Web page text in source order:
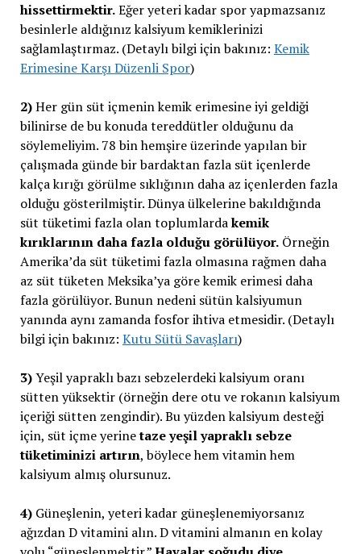
hissettirmektir.Eğer yeteri kadar spor yapmazsanız
besinlerle aldığınız kalsiyum kemiklerinizi
sağlamlaştırmaz. (Detaylı bilgi için bakınız: Kemik
Erimesine Karşı Düzenli Spor)
2)Her gün süt içmenin kemik erimesine iyi geldiği
bilinirse de bu konuda tereddütler olduğunu da
söylemeliyim. 78 bin hemşire üzerinde yapılan bir
çalışmada günde bir bardaktan fazla süt içenlerde
kalça kırığı görülme sıklığının daha az içenlerden fazla
olduğu gösterilmiştir. Dünya ülkelerine bakıldığında
süt tüketimi fazla olan toplumlardakemik
kırıklarının daha fazla olduğu görülüyor.Örneğin
Amerika’da süt tüketimi fazla olmasına rağmen daha
az süt tüketen Meksika’ya göre kemik erimesi daha
fazla görülüyor. Bunun nedeni sütün kalsiyumun
yanında aynı zamanda fosfor ihtiva etmesidir. (Detaylı
bilgi için bakınız: Kutu Sütü Savaşları)
3)Yeşil yapraklı bazı sebzelerdeki kalsiyum oranı
sütten yüksektir (örneğin dere otu ve rokanın kalsiyum
içeriği sütten zengindir). Bu yüzden kalsiyum desteği
için, süt içme yerinetaze yeşil yapraklı sebze
tüketiminizi artırın, böylece hem vitamin hem
kalsiyum almış olursunuz.
4)Güneşlenin, yeteri kadar güneşlenemiyorsanız
ağızdan D vitamini alın. D vitamini almanın en kolay